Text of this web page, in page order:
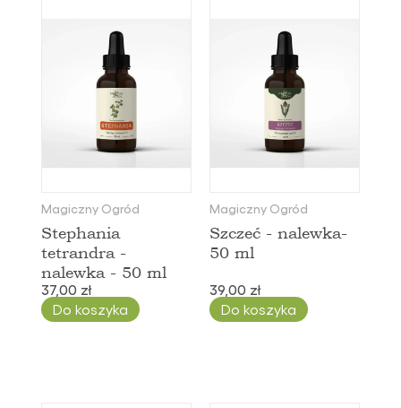
Magiczny Ogród
Stephania
tetrandra -
nalewka - 50 ml
37,00 zł
Do koszyka
Magiczny Ogród
Szczeć - nalewka-
50 ml
39,00 zł
Do koszyka